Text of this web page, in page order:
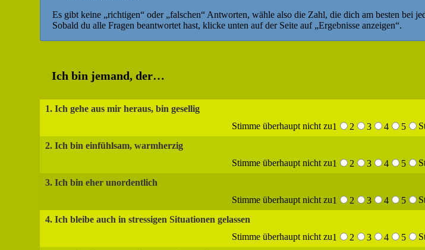
Es gibt keine „richtigen“ oder „falschen“ Antworten, wähle also die Zahl, die dich am besten bei
Sobald du alle Fragen beantwortet hast, klicke unten auf der Seite auf „Ergebnisse anzeigen“.
Ich bin jemand, der…
1. Ich gehe aus mir heraus, bin gesellig
Stimme überhaupt nicht zu1 2 3 4 5
2. Ich bin einfühlsam, warmherzig
Stimme überhaupt nicht zu1 2 3 4 5
3. Ich bin eher unordentlich
Stimme überhaupt nicht zu1 2 3 4 5
4. Ich bleibe auch in stressigen Situationen gelassen
Stimme überhaupt nicht zu1 2 3 4 5